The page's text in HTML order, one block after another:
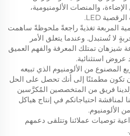
والمنصات الألومنيومية،
المربعة تغذيةً راجعةً ملحوظةً ساهمت
لا تُستبدل. وعندما يتعلق الأمر
شيزهان تمتلك المعرفة والفهم العميق
عروض استثنائية.
المصنوع من الألومنيوم الذي تبيعه
تكون مطمئنًا إلى أنك تحصل على الحل
ولدينا فريق من المتخصصين المُكرَّسين
لمناقشة احتياجاتكم في إنتاج هياكل
الألومنيوم.
توصيات عملائنا وتتلقى دعمهم